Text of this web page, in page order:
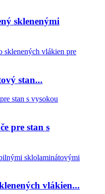
sklenenými
stan...
pre stan s
vlákien...